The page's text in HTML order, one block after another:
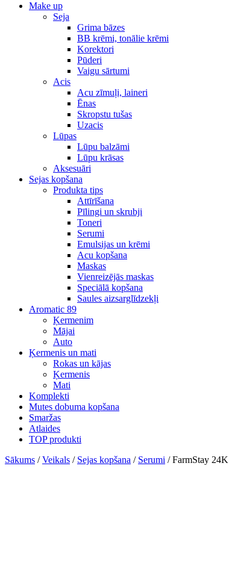
Make up
Seja
Grima bāzes
BB krēmi, tonālie krēmi
Korektori
Pūderi
Vaigu sārtumi
Acis
Acu zīmuļi, laineri
Ēnas
Skropstu tušas
Uzacis
Lūpas
Lūpu balzāmi
Lūpu krāsas
Aksesuāri
Sejas kopšana
Produkta tips
Attīrīšana
Pīlingi un skrubji
Toneri
Serumi
Emulsijas un krēmi
Acu kopšana
Maskas
Vienreizējās maskas
Speciālā kopšana
Saules aizsarglīdzekļi
Aromatic 89
Ķermenim
Mājai
Auto
Ķermenis un mati
Rokas un kājas
Ķermenis
Mati
Komplekti
Mutes dobuma kopšana
Smaržas
Atlaides
TOP produkti
Sākums /Veikals / Sejas kopšana / Serumi / FarmStay